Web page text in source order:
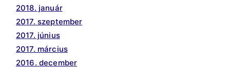
2018. január
2017. szeptember
2017. június
2017. március
2016. december